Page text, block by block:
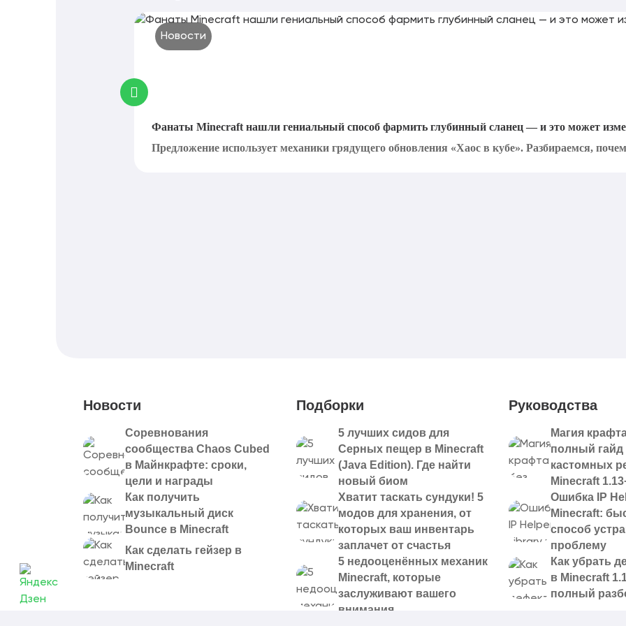
Новости
Фанаты Minecraft нашли гениальный способ фармить глубинный сланец — и это может
Предложение использует механики грядущего обновления «Хаос в кубе». Разбираемся,
Новости
Соревнования
сообщества Chaos Cubed
в Майнкрафте: сроки,
цели и награды
Как получить
музыкальный диск
Bounce в Minecraft
Как сделать гейзер в
Minecraft
Подборки
5 лучших сидов для
Серных пещер в Minecraft
(Java Edition). Где найти
новый биом
Хватит таскать сундуки! 5
модов для хранения, от
которых ваш инвентарь
заплачет от счастья
5 недооценённых механик
Minecraft, которые
заслуживают вашего
внимания
Руководства
Магия
полный
кастомных
Minecraft
Ошибка IP
Minecraft:
способ
проблему
Как убрать
в Minecraft
полный